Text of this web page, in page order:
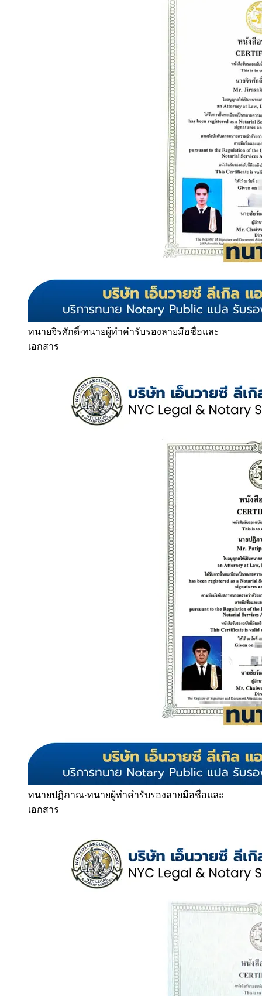
ทนายจิรศักดิ์·ทนายผู้ทำคำรับรองลายมือชื่อและ
เอกสาร
ทนายปฏิภาณ·ทนายผู้ทำคำรับรองลายมือชื่อและ
เอกสาร